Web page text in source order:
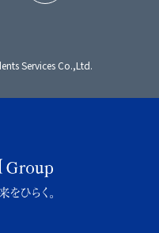
Services Co.,Ltd.